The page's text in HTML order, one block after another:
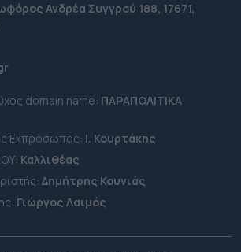
Ανδρέα Συγγρού 188, 17671,
domain name: ΠΑΡΑΠΟΛΙΤΙΚΑ
Εκπρόσωπος: Ι. Κουρτάκης
Καλλιθέας
Δημήτρης Κουνιάς
Γιώργος Λαιμός